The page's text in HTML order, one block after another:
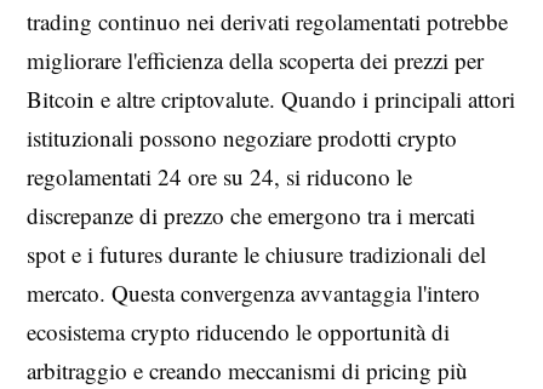
trading continuo nei derivati regolamentati potrebbe
migliorare l'efficienza della scoperta dei prezzi per
Bitcoin e altre criptovalute. Quando i principali attori
istituzionali possono negoziare prodotti crypto
regolamentati 24 ore su 24, si riducono le
discrepanze di prezzo che emergono tra i mercati
spot e i futures durante le chiusure tradizionali del
mercato. Questa convergenza avvantaggia l'intero
ecosistema crypto riducendo le opportunità di
arbitraggio e creando meccanismi di pricing più